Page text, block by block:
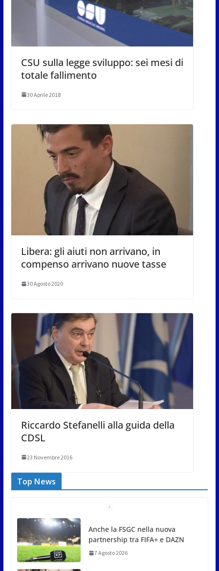
CSU sulla legge sviluppo: sei mesi di
totale fallimento
30 Aprile 2018
Libera: gli aiuti non arrivano, in
compenso arrivano nuove tasse
30 Agosto 2020
Riccardo Stefanelli alla guida della
CDSL
23 Novembre 2016
Top News
San Marino Comics 2026 punta
sul territorio: sponsor e realtà
locali protagonisti del festival